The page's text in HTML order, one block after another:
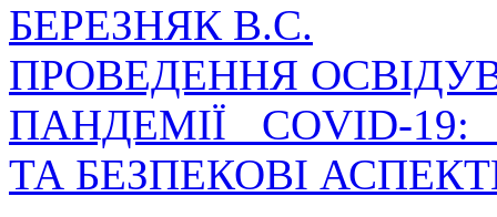
БЕРЕЗНЯК В.С.
ПРОВЕДЕННЯ
ПАНДЕМІЇ COVID-
ТА БЕЗПЕКОВІ